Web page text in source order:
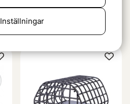
Mikado Method Feeder
Aperio Q.M.F. System L
(2-pack)
Inställningar